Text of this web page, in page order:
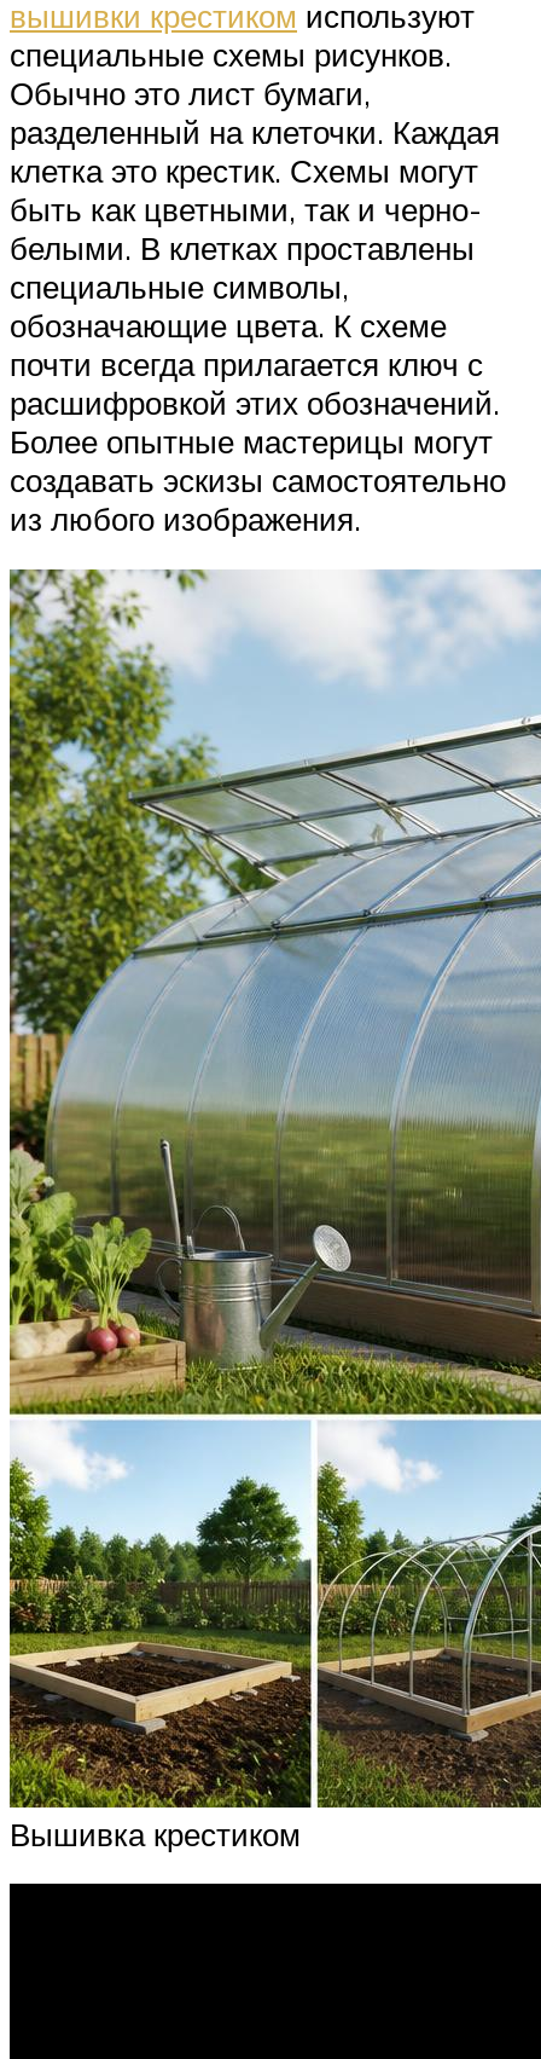
вышивки крестиком используют
специальные схемы рисунков.
Обычно это лист бумаги,
разделенный на клеточки. Каждая
клетка это крестик. Схемы могут
быть как цветными, так и черно-
белыми. В клетках проставлены
специальные символы,
обозначающие цвета. К схеме
почти всегда прилагается ключ с
расшифровкой этих обозначений.
Более опытные мастерицы могут
создавать эскизы самостоятельно
из любого изображения.
Вышивка крестиком